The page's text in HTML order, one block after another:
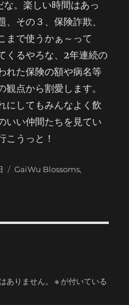
な。楽しい時間はあっ
その３、保険詐欺、
まで使うかぁ～って
くるやろな、2年連続の
れた保険の額や病名等
点から割愛します。
にしてもみんなよく飲
いい仲間たちを見てい
こうっと！
カ
GaiWu Blossoms,
ありません。 ※ が付いている